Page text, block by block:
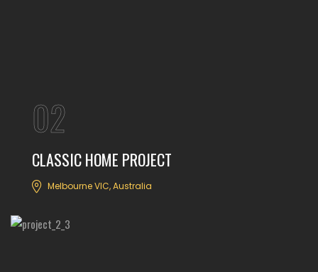
02
CLASSIC HOME PROJECT
Melbourne VIC, Australia